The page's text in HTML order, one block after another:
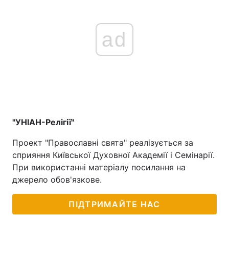
ad
"УНІАН-Релігії"
Проект "Православні свята" реалізується за
сприяння Київської Духовної Академії і Семінарії.
При використанні матеріалу посилання на
джерело обов'язкове.
ПІДТРИМАЙТЕ НАС